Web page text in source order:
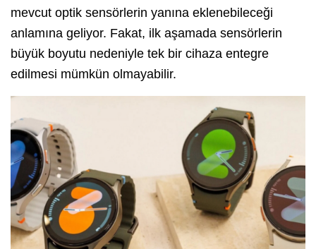
mevcut optik sensörlerin yanına eklenebileceği
anlamına geliyor. Fakat, ilk aşamada sensörlerin
büyük boyutu nedeniyle tek bir cihaza entegre
edilmesi mümkün olmayabilir.